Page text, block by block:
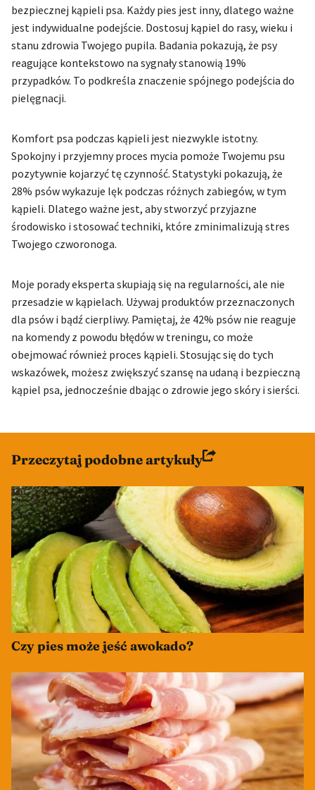
bezpiecznej kąpieli psa. Każdy pies jest inny, dlatego ważne
jest indywidualne podejście. Dostosuj kąpiel do rasy, wieku i
stanu zdrowia Twojego pupila. Badania pokazują, że psy
reagujące kontekstowo na sygnały stanowią 19%
przypadków. To podkreśla znaczenie spójnego podejścia do
pielęgnacji.
Komfort psa podczas kąpieli jest niezwykle istotny.
Spokojny i przyjemny proces mycia pomoże Twojemu psu
pozytywnie kojarzyć tę czynność. Statystyki pokazują, że
28% psów wykazuje lęk podczas różnych zabiegów, w tym
kąpieli. Dlatego ważne jest, aby stworzyć przyjazne
środowisko i stosować techniki, które zminimalizują stres
Twojego czworonoga.
Moje porady eksperta skupiają się na regularności, ale nie
przesadzie w kąpielach. Używaj produktów przeznaczonych
dla psów i bądź cierpliwy. Pamiętaj, że 42% psów nie reaguje
na komendy z powodu błędów w treningu, co może
obejmować również proces kąpieli. Stosując się do tych
wskazówek, możesz zwiększyć szansę na udaną i bezpieczną
kąpiel psa, jednocześnie dbając o zdrowie jego skóry i sierści.
Przeczytaj podobne artykuły
Czy pies może jeść awokado?